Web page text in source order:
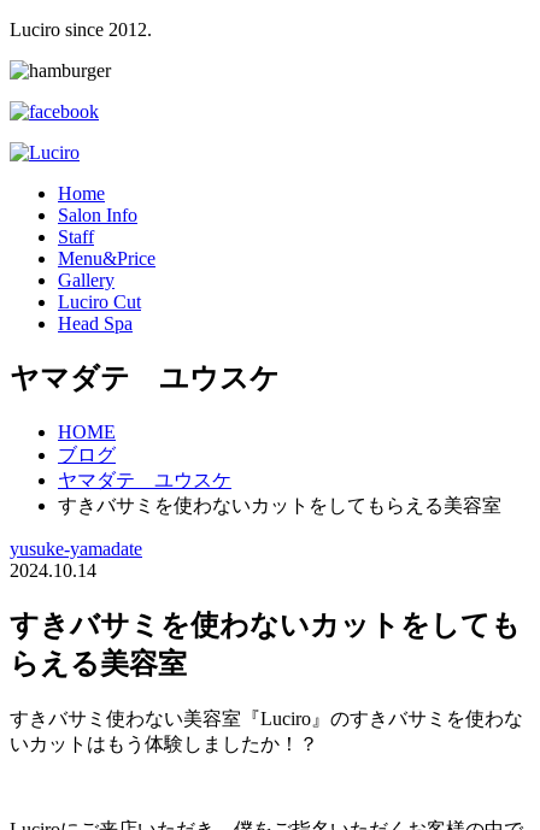
Luciro since 2012.
Home
Salon Info
Staff
Menu&Price
Gallery
Luciro Cut
Head Spa
ヤマダテ ユウスケ
HOME
ブログ
ヤマダテ ユウスケ
すきバサミを使わないカットをしてもらえる美容室
yusuke-yamadate
2024.10.14
すきバサミを使わないカットをしても
らえる美容室
すきバサミ使わない美容室『Luciro』のすきバサミを使わな
いカットはもう体験しましたか！？